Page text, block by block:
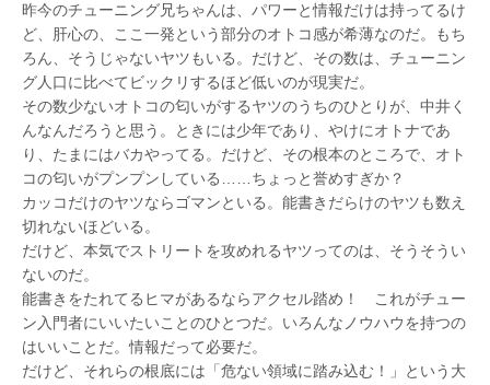
昨今のチューニング兄ちゃんは、パワーと情報だけは持ってるけ
ど、肝心の、ここ一発という部分のオトコ感が希薄なのだ。もち
ろん、そうじゃないヤツもいる。だけど、その数は、チューニン
グ人口に比べてビックリするほど低いのが現実だ。
その数少ないオトコの匂いがするヤツのうちのひとりが、中井く
んなんだろうと思う。ときには少年であり、やけにオトナであ
り、たまにはバカやってる。だけど、その根本のところで、オト
コの匂いがプンプンしている……ちょっと誉めすぎか？
カッコだけのヤツならゴマンといる。能書きだらけのヤツも数え
切れないほどいる。
だけど、本気でストリートを攻めれるヤツってのは、そうそうい
ないのだ。
能書きをたれてるヒマがあるならアクセル踏め！ これがチュー
ン入門者にいいたいことのひとつだ。いろんなノウハウを持つの
はいいことだ。情報だって必要だ。
だけど、それらの根底には「危ない領域に踏み込む！」という大